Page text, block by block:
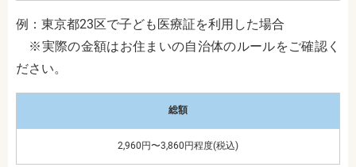
例：東京都23区で子ども医療証を利用した場合
※実際の金額はお住まいの自治体のルールをご確認く
ださい。
総額
2,960円〜3,860円程度(税込)